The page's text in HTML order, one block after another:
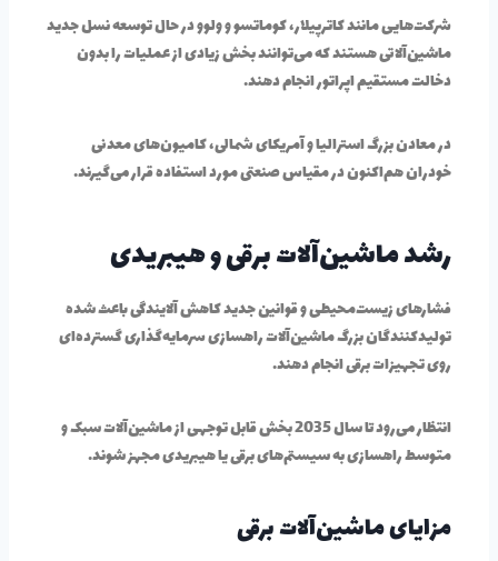
شرکت‌هایی مانند کاترپیلار، کوماتسو و ولوو در حال توسعه نسل جدید
ماشین‌آلاتی هستند که می‌توانند بخش زیادی از عملیات را بدون
دخالت مستقیم اپراتور انجام دهند.
در معادن بزرگ استرالیا و آمریکای شمالی، کامیون‌های معدنی
خودران هم‌اکنون در مقیاس صنعتی مورد استفاده قرار می‌گیرند.
رشد ماشین‌آلات برقی و هیبریدی
فشارهای زیست‌محیطی و قوانین جدید کاهش آلایندگی باعث شده
تولیدکنندگان بزرگ ماشین‌آلات راهسازی سرمایه‌گذاری گسترده‌ای
روی تجهیزات برقی انجام دهند.
انتظار می‌رود تا سال 2035 بخش قابل توجهی از ماشین‌آلات سبک و
متوسط راهسازی به سیستم‌های برقی یا هیبریدی مجهز شوند.
مزایای ماشین‌آلات برقی